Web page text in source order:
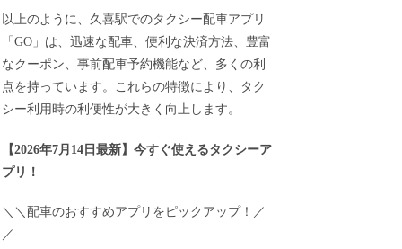
以上のように、久喜駅でのタクシー配車アプリ
「GO」は、迅速な配車、便利な決済方法、豊富
なクーポン、事前配車予約機能など、多くの利
点を持っています。これらの特徴により、タク
シー利用時の利便性が大きく向上します。
【2026年7月14日最新】今すぐ使えるタクシーア
プリ！
＼＼配車のおすすめアプリをピックアップ！／
／